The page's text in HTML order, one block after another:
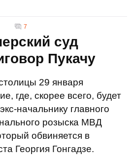
7
суд
Пукачу
29 января
где, скорее всего, будет
начальнику главного
розыска МВД
обвиняется в
Георгия Гонгадзе.